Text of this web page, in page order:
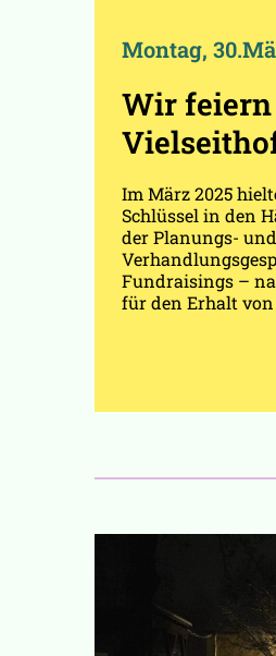
Montag,
Wir
Im März 2025
Schlüssel in den
der Planungs- und
Fundraisings –
für den Erhalt